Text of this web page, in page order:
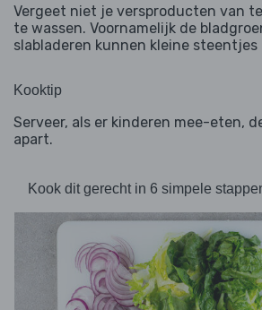
Vergeet niet je versproducten van
te wassen. Voornamelijk de
slabladeren kunnen kleine
Kooktip
Serveer, als er kinderen mee-eten,
apart.
Kook dit gerecht in 6 simpele